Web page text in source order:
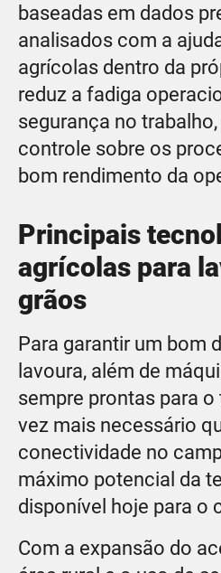
baseadas em dados
analisados com a
agrícolas dentro da
reduz a fadiga
segurança no
controle sobre os
bom rendimento da
Principais
agrícolas para
grãos
Para garantir um bom
lavoura, além de
sempre prontas para o
vez mais necessário
conectividade no
máximo potencial da
disponível hoje para o
Com a expansão do